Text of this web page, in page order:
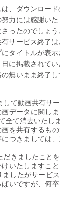
、ダウンロー
力には感謝い
ったのでしょ
サービス終了
タイトルが表
に掲載されて
無いまま終了
して動画共有サ
データに関し
て消去いたしま
を共有するも
つきましては
きましたこと
いたしますこ
したがサービ
いですが、何